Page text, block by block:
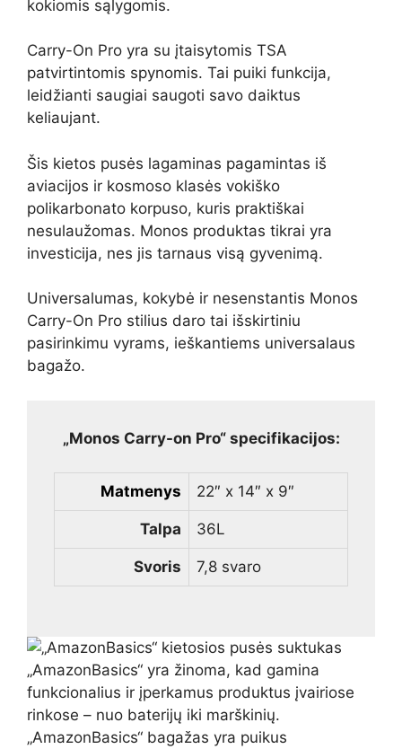
kokiomis sąlygomis.
Carry-On Pro yra su įtaisytomis TSA
patvirtintomis spynomis. Tai puiki funkcija,
leidžianti saugiai saugoti savo daiktus
keliaujant.
Šis kietos pusės lagaminas pagamintas iš
aviacijos ir kosmoso klasės vokiško
polikarbonato korpuso, kuris praktiškai
nesulaužomas. Monos produktas tikrai yra
investicija, nes jis tarnaus visą gyvenimą.
Universalumas, kokybė ir nesenstantis Monos
Carry-On Pro stilius daro tai išskirtiniu
pasirinkimu vyrams, ieškantiems universalaus
bagažo.
„Monos Carry-on Pro“ specifikacijos:
Matmenys 22″ x 14″ x 9″
Talpa 36L
Svoris 7,8 svaro
„AmazonBasics“ yra žinoma, kad gamina
funkcionalius ir įperkamus produktus įvairiose
rinkose – nuo ​​baterijų iki marškinių.
„AmazonBasics“ bagažas yra puikus